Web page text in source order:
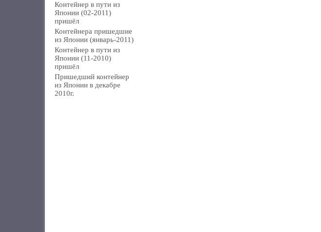
Контейнер в пути из
Японии (02-2011)
пришёл
Контейнера пришедшие
из Японии (январь-2011)
Контейнер в пути из
Японии (11-2010)
пришёл
Пришедший контейнер
из Японии в декабре
2010г.